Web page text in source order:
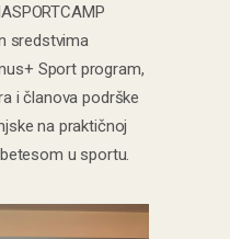
sredstvima
Sport program,
i članova podrške
na praktičnoj
u sportu.